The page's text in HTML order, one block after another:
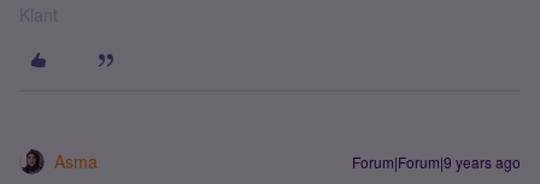
Klant
Asma Forum|Forum|9 years ago